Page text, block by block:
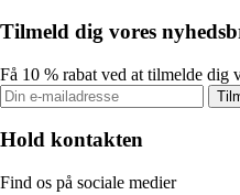
Tilmeld dig vores
Få 10 % rabat ved at tilmelde dig
Hold kontakten
Find os på sociale medier